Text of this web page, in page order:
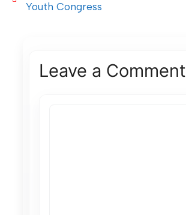
Youth Congress
Leave a Comment